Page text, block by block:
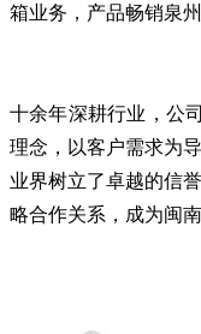
箱业务，产品畅销泉
十余年深耕行业，公
理念，以客户需求为
业界树立了卓越的信
略合作关系，成为闽